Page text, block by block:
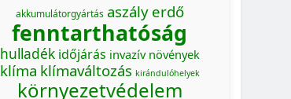
akkumulátorgyártás aszály erdő
fenntarthatóság
hulladék időjárás invazív növények
klíma klímaváltozás kirándulóhelyek
környezetvédelem